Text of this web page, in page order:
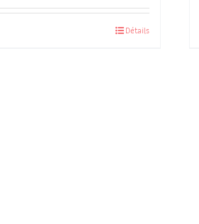
Détails